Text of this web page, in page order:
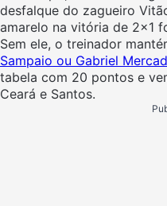
desfalque do zagueiro
amarelo na vitória de 2×1
Sem ele, o treinador
Sampaio ou Gabriel
tabela com 20 pontos e
Ceará e Santos.